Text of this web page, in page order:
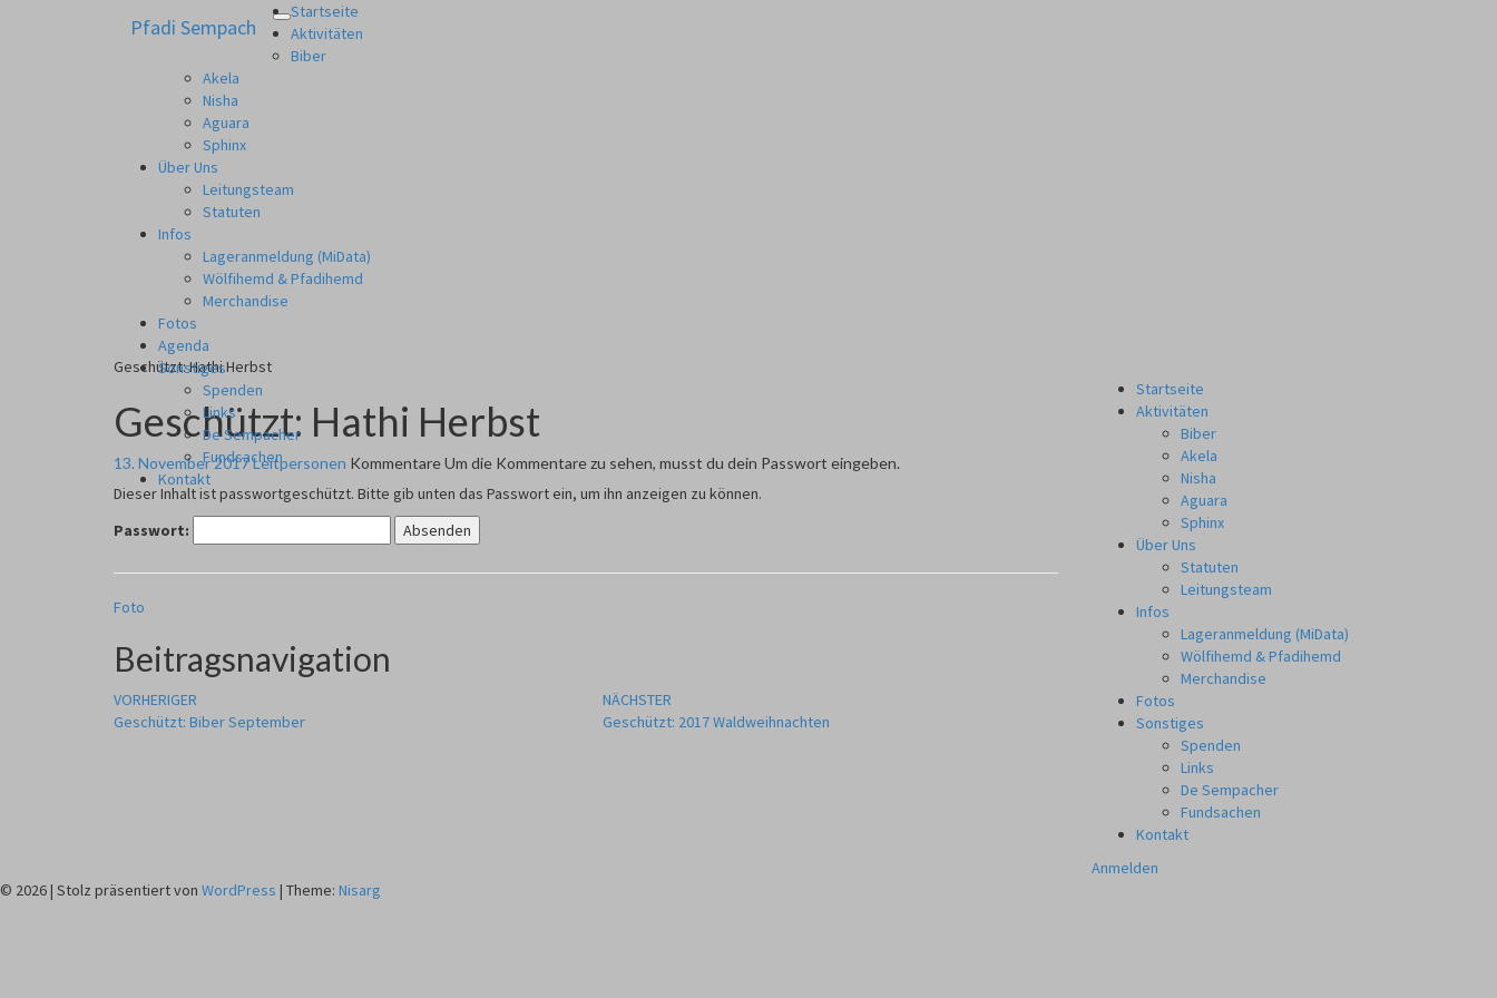
Toggle
navigation
Pfadi Sempach
Startseite
Aktivitäten
Biber
Akela
Nisha
Aguara
Sphinx
Über Uns
Leitungsteam
Statuten
Infos
Lageranmeldung (MiData)
Wölfihemd & Pfadihemd
Merchandise
Fotos
Agenda
Sonstiges
Spenden
Links
De Sempacher
Fundsachen
Kontakt
Pfadi Sempach
aus Zürich Altstetten
Geschützt: Hathi Herbst
Geschützt: Hathi Herbst
13. November 2017Leitpersonen KommentareUm die Kommentare zu sehen, musst du dein Passwort eingeben.
Dieser Inhalt ist passwortgeschützt. Bitte gib unten das Passwort ein, um ihn anzeigen zu können.
Passwort:
Foto
Beitragsnavigation
VORHERIGER
Geschützt: Biber September
NÄCHSTER
Geschützt: 2017 Waldweihnachten
Startseite
Aktivitäten
Biber
Akela
Nisha
Aguara
Sphinx
Über Uns
Statuten
Leitungsteam
Infos
Lageranmeldung (MiData)
Wölfihemd & Pfadihemd
Merchandise
Fotos
Sonstiges
Spenden
Links
De Sempacher
Fundsachen
Kontakt
Anmelden
© 2026| Stolz präsentiert von WordPress | Theme: Nisarg